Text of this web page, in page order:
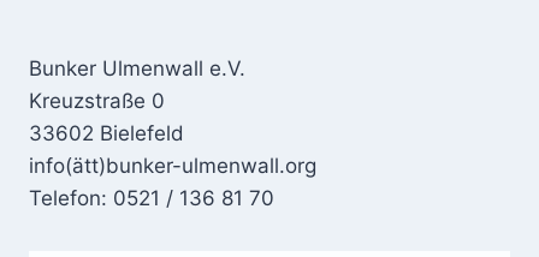
Bunker Ulmenwall e.V.
Kreuzstraße 0
33602 Bielefeld
info(ätt)bunker-ulmenwall.org
Telefon: 0521 / 136 81 70